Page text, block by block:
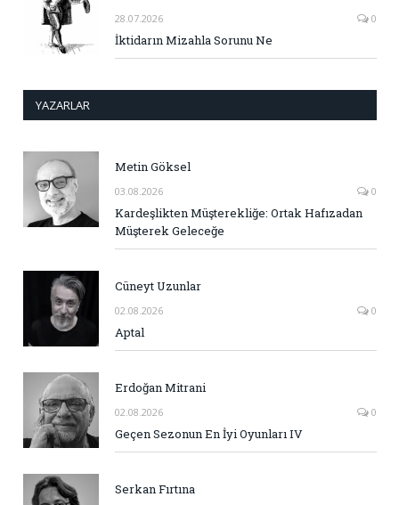
28.07.2026 0
İktidarın Mizahla Sorunu Ne
YAZARLAR
Metin Göksel
03.08.2026 0
Kardeşlikten Müşterekliğe: Ortak Hafızadan
Müşterek Geleceğe
Cüneyt Uzunlar
02.08.2026 0
Aptal
Erdoğan Mitrani
02.08.2026 0
Geçen Sezonun En İyi Oyunları IV
Serkan Fırtına